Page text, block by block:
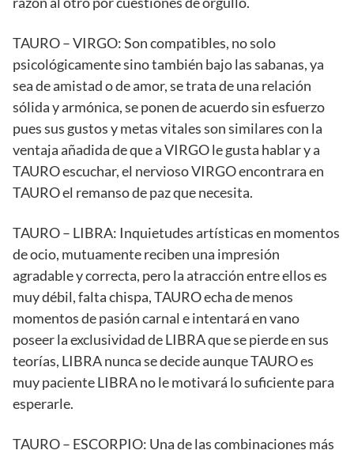
TAURO – VIRGO: Son compatibles, no solo
psicológicamente sino también bajo las sabanas, ya
sea de amistad o de amor, se trata de una relación
sólida y armónica, se ponen de acuerdo sin esfuerzo
pues sus gustos y metas vitales son similares con la
ventaja añadida de que a VIRGO le gusta hablar y a
TAURO escuchar, el nervioso VIRGO encontrara en
TAURO el remanso de paz que necesita.
TAURO – LIBRA: Inquietudes artísticas en momentos
de ocio, mutuamente reciben una impresión
agradable y correcta, pero la atracción entre ellos es
muy débil, falta chispa, TAURO echa de menos
momentos de pasión carnal e intentará en vano
poseer la exclusividad de LIBRA que se pierde en sus
teorías, LIBRA nunca se decide aunque TAURO es
muy paciente LIBRA no le motivará lo suficiente para
esperarle.
TAURO – ESCORPIO: Una de las combinaciones más